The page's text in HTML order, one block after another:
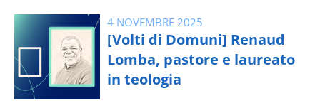
4 NOVEMBRE 2025
[Volti di Domuni] Renaud
Lomba, pastore e laureato
in teologia